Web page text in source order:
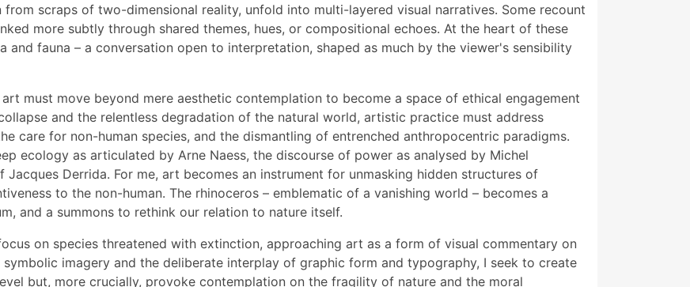
scraps of two-dimensional reality, unfold into multi-layered visual narratives. Some recount
more subtly through shared themes, hues, or compositional echoes. At the heart of these
and fauna – a conversation open to interpretation, shaped as much by the viewer's sensibility
must move beyond mere aesthetic contemplation to become a space of ethical engagement
and the relentless degradation of the natural world, artistic practice must address
care for non-human species, and the dismantling of entrenched anthropocentric paradigms.
ecology as articulated by Arne Naess, the discourse of power as analysed by Michel
Derrida. For me, art becomes an instrument for unmasking hidden structures of
to the non-human. The rhinoceros – emblematic of a vanishing world – becomes a
and a summons to rethink our relation to nature itself.
on species threatened with extinction, approaching art as a form of visual commentary on
imagery and the deliberate interplay of graphic form and typography, I seek to create
but, more crucially, provoke contemplation on the fragility of nature and the moral